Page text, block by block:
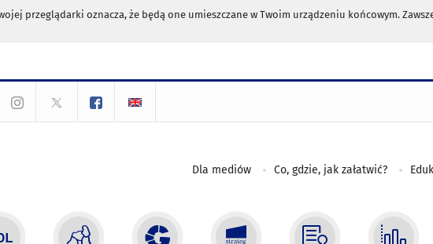
przeglądarki oznacza, że będą one umieszczane w Twoim urządzeniu końcowym.
Dla mediów Co, gdzie, jak załatwić?